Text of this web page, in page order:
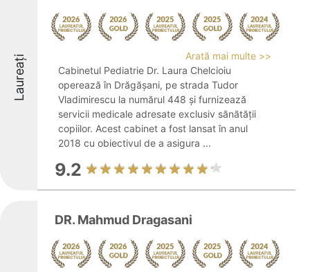
Laureați
Arată mai multe >>
Cabinetul Pediatrie Dr. Laura Chelcioiu
operează în Drăgășani, pe strada Tudor
Vladimirescu la numărul 448 și furnizează
servicii medicale adresate exclusiv sănătății
copiilor. Acest cabinet a fost lansat în anul
2018 cu obiectivul de a asigura ...
9.2
DR. Mahmud Dragasani